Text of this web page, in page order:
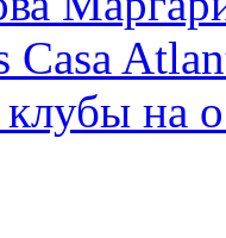
Casa
на